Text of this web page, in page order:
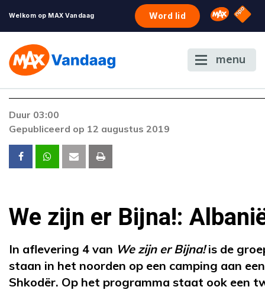
Welkom op MAX Vandaag Word lid Omroep
NPO
menu
Duur 03:00
Gepubliceerd op 12 augustus 2019
We zijn er Bijna!:
In aflevering 4 van We zijn er Bijna!is de
staan in het noorden op een camping aan
Shkodër. Op het programma staat ook een